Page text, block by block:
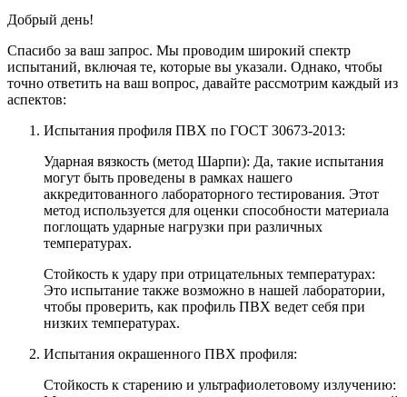
Добрый день!
Спасибо за ваш запрос. Мы проводим широкий спектр
испытаний, включая те, которые вы указали. Однако, чтобы
точно ответить на ваш вопрос, давайте рассмотрим каждый из
аспектов:
Испытания профиля ПВХ по ГОСТ 30673-2013:
Ударная вязкость (метод Шарпи): Да, такие испытания
могут быть проведены в рамках нашего
аккредитованного лабораторного тестирования. Этот
метод используется для оценки способности материала
поглощать ударные нагрузки при различных
температурах.
Стойкость к удару при отрицательных температурах:
Это испытание также возможно в нашей лаборатории,
чтобы проверить, как профиль ПВХ ведет себя при
низких температурах.
Испытания окрашенного ПВХ профиля:
Стойкость к старению и ультрафиолетовому излучению: